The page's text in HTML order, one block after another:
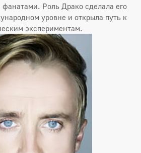
фанатами. Роль Драко сделала его
уровне и открыла путь к
экспериментам.